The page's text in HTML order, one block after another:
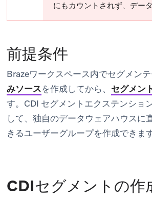
にもカウントされず、デー
前提条件
Brazeワークスペース内でセグメン
みソースを作成してから、 セグメン
す。CDI セグメントエクステンショ
して、独自のデータウェアハウスに
きるユーザーグループを作成できます
CDIセグメントの作